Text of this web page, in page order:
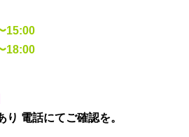
話にてご確認を。